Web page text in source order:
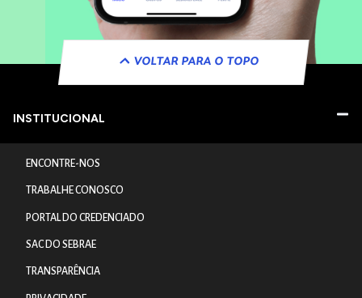
VOLTAR PARA O TOPO
INSTITUCIONAL
ENCONTRE-NOS
TRABALHE CONOSCO
PORTAL DO CREDENCIADO
SAC DO SEBRAE
TRANSPARÊNCIA